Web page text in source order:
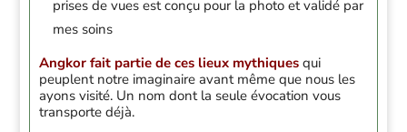
prises de vues est conçu pour la photo et validé par
mes soins
Angkor fait partie de ces lieux mythiques qui
peuplent notre imaginaire avant même que nous les
ayons visité. Un nom dont la seule évocation vous
transporte déjà.